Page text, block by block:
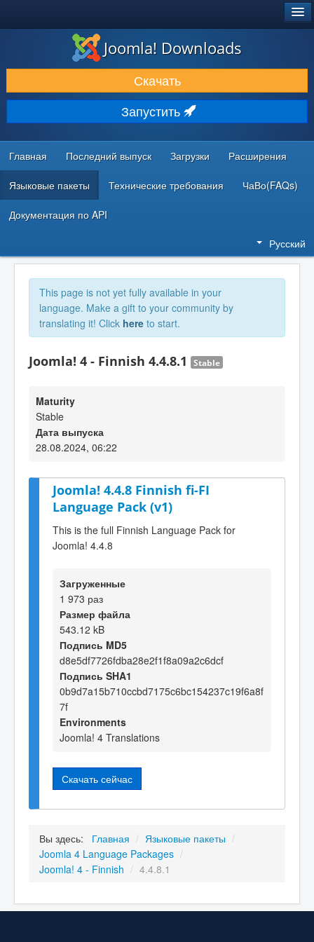
ЗАГРУЗКИ И РАСШИРЕНИЯ
ДОКУМЕНТАЦИЯ И ОБУЧЕНИЕ
СООБЩЕСТВО И ПОДДЕРЖКА
РЕСУРСЫ ДЛЯ РАЗРАБОТЧИКОВ
Joomla! Downloads
Скачать
Запустить
Главная Последний выпуск Загрузки Расширения
Языковые пакеты Технические требования ЧаВо(FAQs)
Документация по API
Русский
This page is not yet fully available in your
language. Make a gift to your community by
translating it! Click here to start.
Joomla! 4 - Finnish 4.4.8.1 Stable
Maturity
Stable
Дата выпуска
28.08.2024, 06:22
Joomla! 4.4.8 Finnish fi-FI
Language Pack (v1)
This is the full Finnish Language Pack for
Joomla! 4.4.8
Загруженные
1 973 раз
Размер файла
543.12 kB
Подпись MD5
d8e5df7726fdba28e2f1f8a09a2c6dcf
Подпись SHA1
0b9d7a15b710ccbd7175c6bc154237c19f6a8f
7f
Environments
Joomla! 4 Translations
Скачать сейчас
Вы здесь: Главная / Языковые пакеты /
Joomla 4 Language Packages /
Joomla! 4 - Finnish / 4.4.8.1